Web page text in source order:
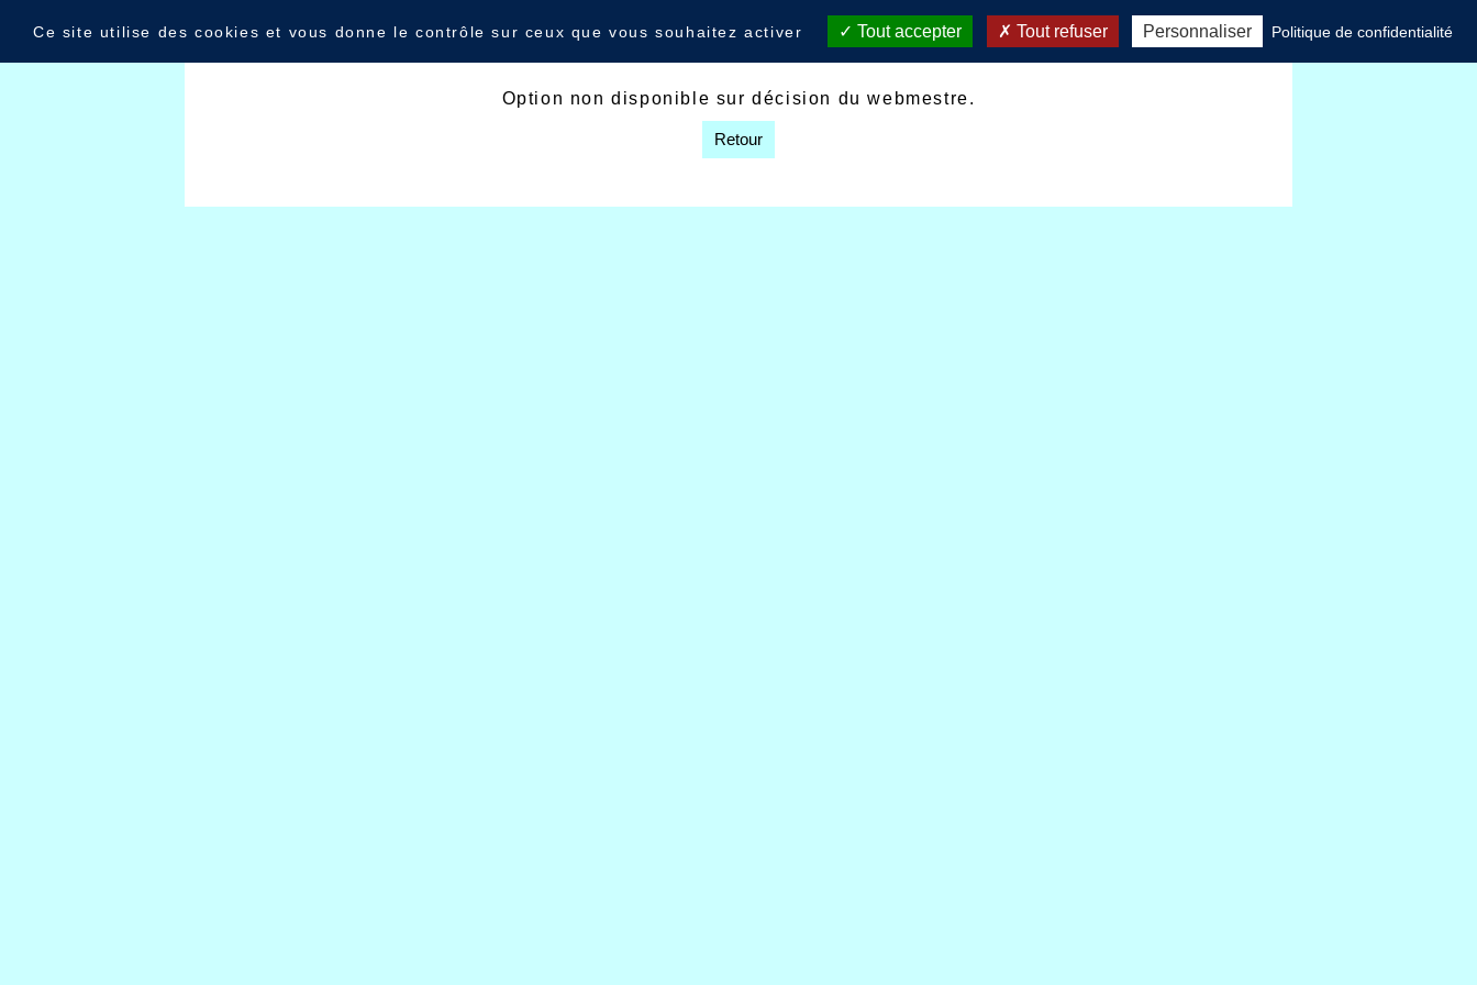
Livre d'or
Option non disponible sur décision du webmestre.
Retour
Ce site utilise des cookies et vous donne le contrôle sur ceux que vous souhaitez activer Tout accepter Tout refuser Personnaliser Politique de confidentialité